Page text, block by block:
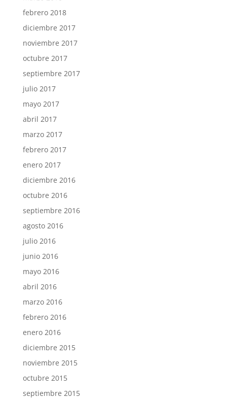
febrero 2018
diciembre 2017
noviembre 2017
octubre 2017
septiembre 2017
julio 2017
mayo 2017
abril 2017
marzo 2017
febrero 2017
enero 2017
diciembre 2016
octubre 2016
septiembre 2016
agosto 2016
julio 2016
junio 2016
mayo 2016
abril 2016
marzo 2016
febrero 2016
enero 2016
diciembre 2015
noviembre 2015
octubre 2015
septiembre 2015